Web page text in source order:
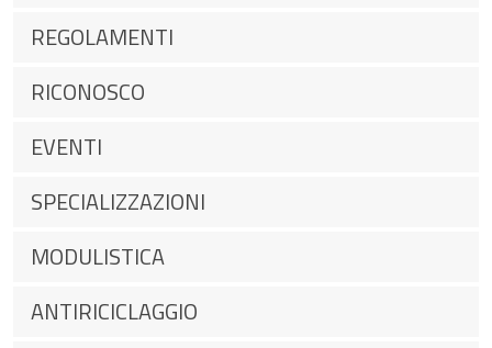
REGOLAMENTI
RICONOSCO
EVENTI
SPECIALIZZAZIONI
MODULISTICA
ANTIRICICLAGGIO